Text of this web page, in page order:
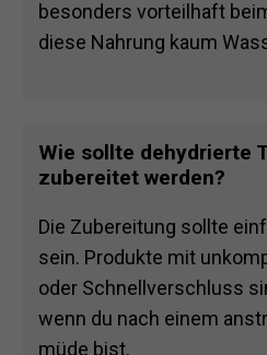
besonders vorteilhaft
diese Nahrung kaum
Wie sollte dehydrierte
zubereitet werden?
Die Zubereitung sollte
sein. Produkte mit
oder Schnellverschluss
wenn du nach einem
müde bist.